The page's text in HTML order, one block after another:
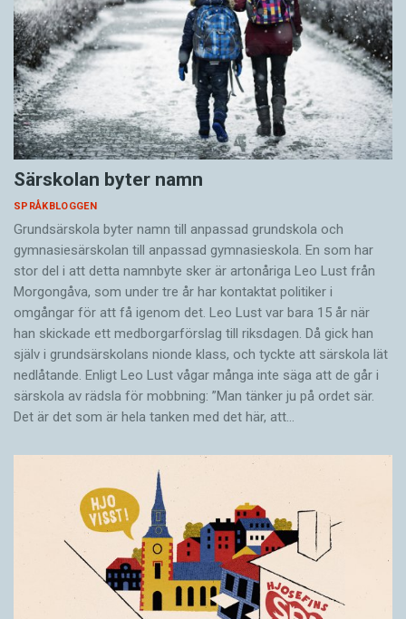
Särskolan byter namn
SPRÅKBLOGGEN
Grundsärskola byter namn till anpassad grundskola och
gymnasiesärskolan till anpassad gymnasieskola. En som har
stor del i att detta namnbyte sker är artonåriga Leo Lust från
Morgongåva, som under tre år har kontaktat politiker i
omgångar för att få igenom det. Leo Lust var bara 15 år när
han skickade ett medborgarförslag till riksdagen. Då gick han
själv i grundsärskolans nionde klass, och tyckte att särskola lät
nedlåtande. Enligt Leo Lust vågar många inte säga att de går i
särskola av rädsla för mobbning: ”Man tänker ju på ordet sär.
Det är det som är hela tanken med det här, att…